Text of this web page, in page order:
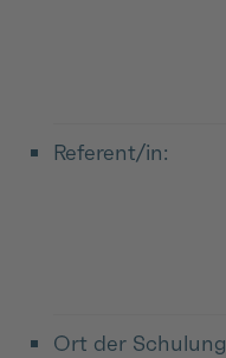
Referent/in:
Ort der Schulung